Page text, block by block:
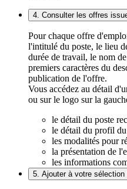
4. Consulter les offres
Pour chaque offre
l'intitulé du poste, le lieu
durée de travail, le nom
premiers caractères du
publication de l'offre.
Vous accédez au détail
ou sur le logo sur la
le détail du poste
le détail du profil
les modalités pour
la présentation de
les informations
5. Ajouter à votre